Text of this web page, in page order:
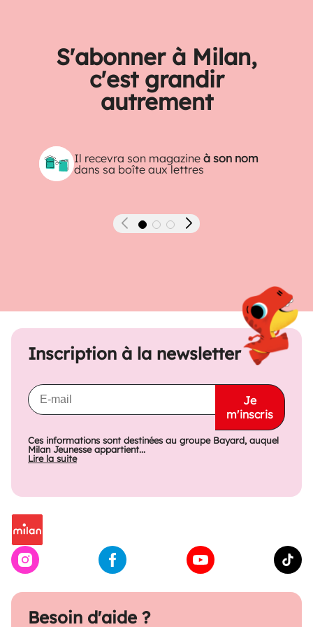
S'abonner à Milan,
c'est grandir
autrement
Il recevra son magazineà son nom
dans sa boîte aux lettres
Précédent Suivant
Besoin d'aide ?
Inscription à la newsletter
Je
m'inscris
Ces informations sont destinées au groupe Bayard, auquel
Milan Jeunesse appartient...
Lire la suite